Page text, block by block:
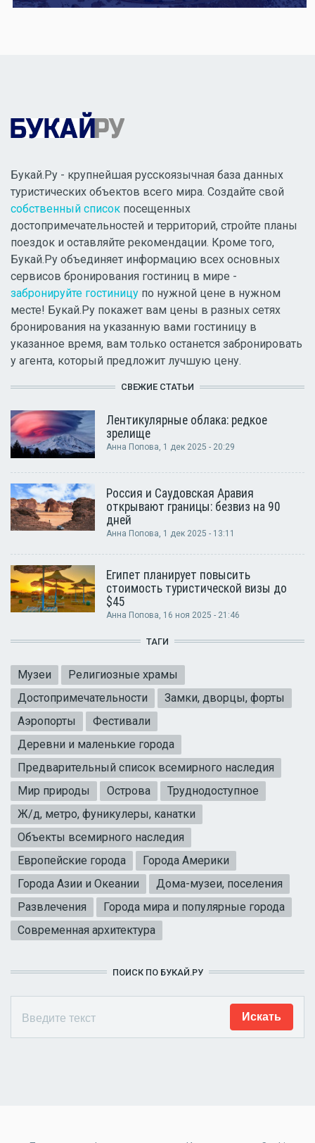
Букай.Ру - крупнейшая русскоязычная база данных
туристических объектов всего мира. Создайте свой
собственный список посещенных
достопримечательностей и территорий, стройте планы
поездок и оставляйте рекомендации. Кроме того,
Букай.Ру объединяет информацию всех основных
сервисов бронирования гостиниц в мире -
забронируйте гостиницу по нужной цене в нужном
месте! Букай.Ру покажет вам цены в разных сетях
бронирования на указанную вами гостиницу в
указанное время, вам только останется забронировать
у агента, который предложит лучшую цену.
СВЕЖИЕ СТАТЬИ
Лентикулярные облака: редкое
зрелище
Анна Попова, 1 дек 2025 - 20:29
Россия и Саудовская Аравия
открывают границы: безвиз на 90
дней
Анна Попова, 1 дек 2025 - 13:11
Египет планирует повысить
стоимость туристической визы до
$45
Анна Попова, 16 ноя 2025 - 21:46
ТАГИ
Музеи
Религиозные храмы
Достопримечательности
Замки, дворцы, форты
Аэропорты
Фестивали
Деревни и маленькие города
Предварительный список всемирного наследия
Мир природы
Острова
Труднодоступное
Ж/д, метро, фуникулеры, канатки
Объекты всемирного наследия
Европейские города
Города Америки
Города Азии и Океании
Дома-музеи, поселения
Развлечения
Города мира и популярные города
Современная архитектура
ПОИСК ПО БУКАЙ.РУ